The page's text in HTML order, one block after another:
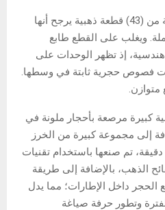
وتتكون المجوهرات المكتشفة من (43) قطعة ذهبية يرجح أنها
ويغلب على القطع طابع
إذ تظهر الوحدات على
فصوص حجرية ثابتة في وسطها.
متوازن.
كبيرة مرصعة بأحجار ملونة في
إلى مجموعة كبيرة من الخرز
تم صنعها باستخدام تقنيات
الذهب، بالإضافة إلى طريقة
الحجر داخل الإطارات؛ مما يدل
وتطور حرفة صياغة